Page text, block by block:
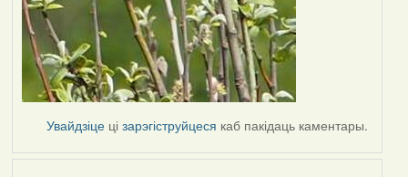
Увайдзіце цізарэгіструйцеся каб пакідаць каментары.